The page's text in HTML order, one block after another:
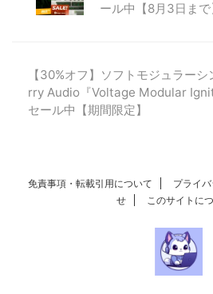
ール中【8月3日まで
【30%オフ】ソフトモジュラー
rry Audio『Voltage Modular
セール中【期間限定】
免責事項・転載引用について プライ
せ
このサイトに